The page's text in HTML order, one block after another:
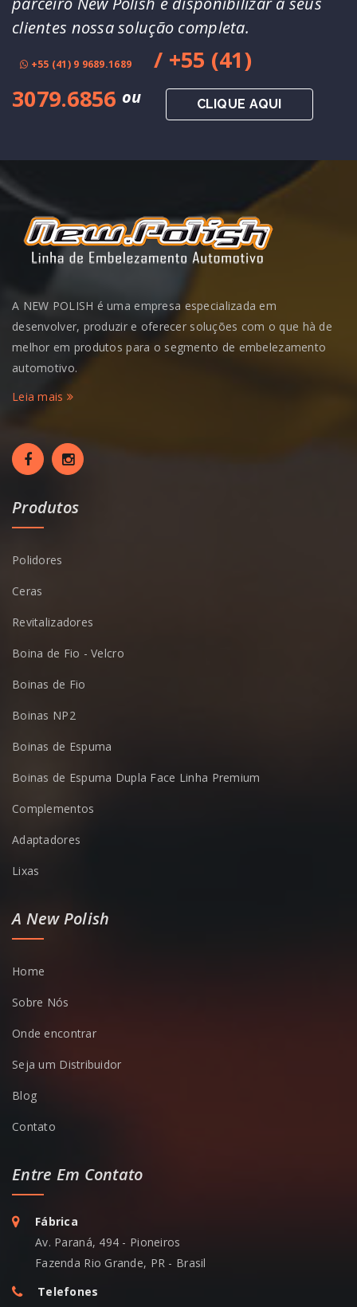
clientes nossa solução completa.
+55 (41) 9 9689.1689
/ +55 (41)
3079.6856 ou CLIQUE AQUI
A NEW POLISH é uma empresa especializada em
desenvolver, produzir e oferecer soluções com o que hà de
melhor em produtos para o segmento de embelezamento
automotivo.
Leia mais
Produtos
Polidores
Ceras
Revitalizadores
Boina de Fio - Velcro
Boinas de Fio
Boinas NP2
Boinas de Espuma
Boinas de Espuma Dupla Face Linha Premium
Complementos
Adaptadores
Lixas
A New Polish
Home
Sobre Nós
Onde encontrar
Seja um Distribuidor
Blog
Contato
Entre Em Contato
Fábrica
Av. Paraná, 494 - Pioneiros
Fazenda Rio Grande, PR - Brasil
Telefones